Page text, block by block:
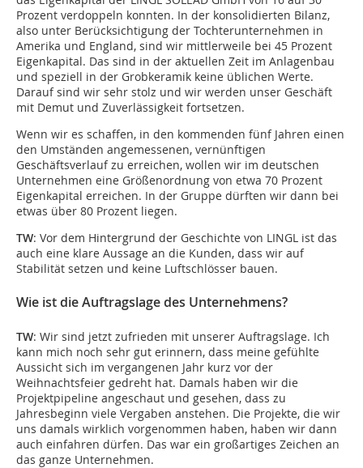
Prozent verdoppeln konnten. In der konsolidierten Bilanz,
also unter Berücksichtigung der Tochterunternehmen in
Amerika und England, sind wir mittlerweile bei 45 Prozent
Eigenkapital. Das sind in der aktuellen Zeit im Anlagenbau
und speziell in der Grobkeramik keine üblichen Werte.
Darauf sind wir sehr stolz und wir werden unser Geschäft
mit Demut und Zuverlässigkeit fortsetzen.
Wenn wir es schaffen, in den kommenden fünf Jahren einen
den Umständen angemessenen, vernünftigen
Geschäftsverlauf zu erreichen, wollen wir im deutschen
Unternehmen eine Größenordnung von etwa 70 Prozent
Eigenkapital erreichen. In der Gruppe dürften wir dann bei
etwas über 80 Prozent liegen.
TW: Vor dem Hintergrund der Geschichte von LINGL ist das
auch eine klare Aussage an die Kunden, dass wir auf
Stabilität setzen und keine Luftschlösser bauen.
Wie ist die Auftragslage des Unternehmens?
TW: Wir sind jetzt zufrieden mit unserer Auftragslage. Ich
kann mich noch sehr gut erinnern, dass meine gefühlte
Aussicht sich im vergangenen Jahr kurz vor der
Weihnachtsfeier gedreht hat. Damals haben wir die
Projektpipeline angeschaut und gesehen, dass zu
Jahresbeginn viele Vergaben anstehen. Die Projekte, die wir
uns damals wirklich vorgenommen haben, haben wir dann
auch einfahren dürfen. Das war ein großartiges Zeichen an
das ganze Unternehmen.